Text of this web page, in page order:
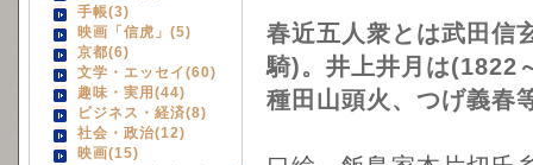
手帳(3)
映画「信虎」(5)
京都(6)
文学・エッセイ(60)
趣味・実用(44)
ビジネス・経済(8)
社会・政治(12)
映画(15)
春近五人衆とは武田信
騎)。井上井月は(1822
種田山頭火、つげ義春